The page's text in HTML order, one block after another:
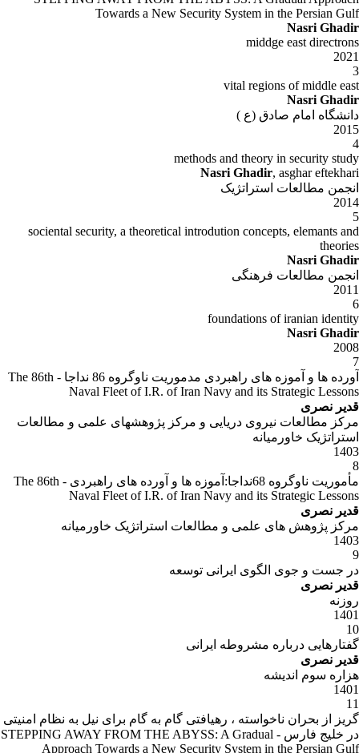
Towards a New Security System in the Persian Gulf
Nasri Ghadir
middge east directrons
2021
3
vital regions of middle east
Nasri Ghadir
دانشگاه امام صادق (ع )
2015
4
methods and theory in security study
Nasri Ghadir, asghar eftekhari
انجمن مطالعات استراتژیک
2014
5
sociental security, a theoretical introdution concepts, elemants and
theories
Nasri Ghadir
انجمن مطالعات فرهنگی
2011
6
foundations of iranian identity
Nasri Ghadir
2008
7
آورده ها و آموزه های راهبردی مدموریت ناوگروه 86 نداجا - The 86th
Naval Fleet of I.R. of Iran Navy and its Strategic Lessons
قدیر نصری
مرکز مطالعات نیروی دریایی و مرکز پژوهشهای علمی و مطالعات
استراتژیک خاورمیانه
1403
8
مأموریت ناوگروه 68نداجا:آموزه ها و آورده های راهبردی - The 86th
Naval Fleet of I.R. of Iran Navy and its Strategic Lessons
قدیر نصری
مرکز پژوهش های علمی و مطالعات استراتژیک خاورمیانه
1403
9
در جست و جوی الگوی ایرانی توسعه
قدیر نصری
روزنه
1401
10
گفتارهایی درباره مشروطه ایرانی
قدیر نصری
هزاره سوم اندیشه
1401
11
گریز از بحران ناخواسته ، رهیافتی گام به گام برای نیل به نظام امنیتی
در خلیج فارس - STEPPING AWAY FROM THE ABYSS: A Gradual
Approach Towards a New Security System in the Persian Gulf